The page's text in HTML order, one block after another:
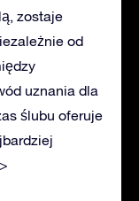
zostaje
od
uznania dla
ślubu oferuje